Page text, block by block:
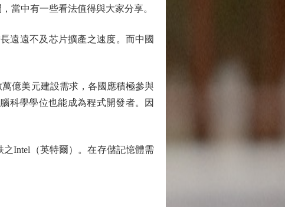
當中有一些看法值得與大家分享。
遠不及芯片擴產之速度。而中國
億美元建設需求，各國應積極參與
科學學位也能成為程式開發者。因
Intel（英特爾）。在存儲記憶體需